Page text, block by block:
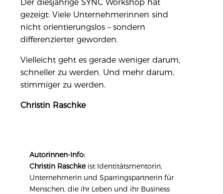
Der diesjährige SYNC Workshop hat
gezeigt: Viele Unternehmerinnen sind
nicht orientierungslos – sondern
differenzierter geworden.
Vielleicht geht es gerade weniger darum,
schneller zu werden. Und mehr darum,
stimmiger zu werden.
Christin Raschke
Autorinnen-Info:
Christin Raschkeist Identitätsmentorin,
Unternehmerin und Sparringspartnerin für
Menschen, die ihr Leben und ihr Business